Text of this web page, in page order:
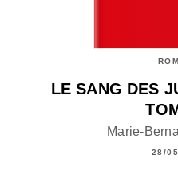
LE SANG DES
Marie-
28/